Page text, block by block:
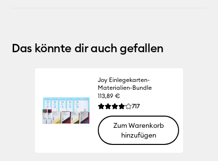
Das könnte dir auch gefallen
Joy Einlegekarten-
Materialien-Bundle
113,89 €
Die durchschnittliche Bewertung für
717Reviews
Zum Warenkorb
hinzufügen